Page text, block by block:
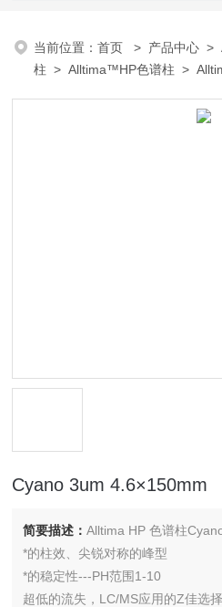
当前位置：首页 > 产品中心 >
柱 >Alltima™HP色谱柱 >
Cyano 3um 4.6×150mm
简要描述：Alltima HP 色谱柱
*的柱效、尖锐对称的峰型
*的稳定性---PH范围1-10
超低的流失，LC/MS应用的Z佳选择